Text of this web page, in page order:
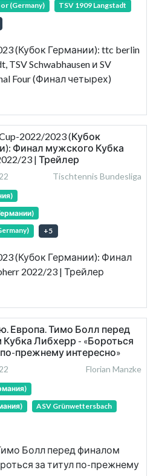
(Germany)
TSV 1909 Langstadt
(Кубок Германии): ttc berlin
TSV Schwabhausen и SV
Four (Финал четырех)
2022/2023 (Кубок
Финал мужского Кубка
23 | Трейлер
Tischtennis Bundesliga
+5
(Кубок Германии): Финал
2022/23 | Трейлер
Европа. Тимо Болл перед
Либхерр - «Бороться
по-прежнему интересно»
Florian Manzke
ASV Grünwettersbach
Болл перед финалом
за титул по-прежнему